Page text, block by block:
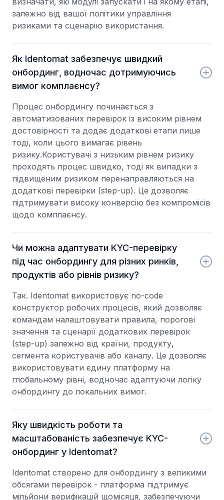
залежно від вашої політики управління
ризиками та сценарію використання.
Як Identomat забезпечує швидкий
онбординг, водночас дотримуючись
вимог комплаєнсу?
Процес онбордингу починається з
автоматизованих перевірок із високим рівнем
достовірності та додає додаткові етапи лише
тоді, коли цього вимагає рівень
ризику.Користувачі з низьким рівнем ризику
проходять процес швидко, тоді як випадки з
підвищеним ризиком перенаправляються на
додаткові перевірки (step-up). Це дозволяє
підтримувати високу конверсію без компромісів
щодо комплаєнсу.
Чи можна адаптувати KYC-перевірку
під час онбордингу для різних ринків,
продуктів або рівнів ризику?
Так. Identomat використовує no-code
конструктор робочих процесів, який дозволяє
командам налаштовувати правила, порогові
значення та сценарії додаткових перевірок
(step-up) залежно від країни, продукту,
сегмента користувачів або каналу. Це дозволяє
використовувати єдину платформу на
глобальному рівні, водночас адаптуючи логіку
онбордингу до локальних вимог.
Яку швидкість роботи та
масштабованість забезпечує KYC-
онбординг у Identomat?
Identomat створено для онбордингу з великими
обсягами перевірок - платформа підтримує
мільйони верифікацій щомісяця, забезпечуючи